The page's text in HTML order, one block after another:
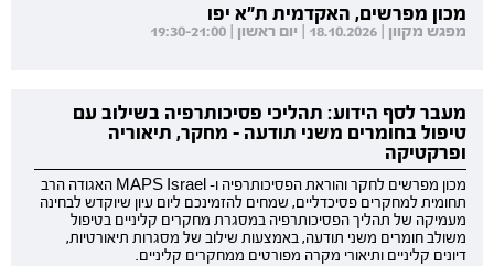
מכון מפרשים, האקדמית ת"א יפו
מפגש מקוון | 18.10.2026 | יום ראשון | 19:30-21:00
מעבר לסף הידוע: תהליכי פסיכותרפיה בשילוב עם
טיפול בחומרים משני תודעה - מחקר, תיאוריה
ופרקטיקה
מכון מפרשים לחקר והוראת הפסיכותרפיה ו- MAPS Israel האגודה הרב
תחומית למחקרים פסיכדליים, שמחים להזמינכם ליום עיון שיוקדש לבחינה
מעמיקה של תהליך הפסיכותרפיה במסגרת מחקרים קליניים בטיפול
משולב חומרים משני תודעה, באמצעות שילוב של מסגרות תיאורטיות,
דיונים קליניים ותיאורי מקרה מפורטים ממחקרים קליניים.